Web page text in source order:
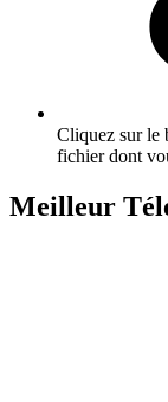
Cliquez sur le
fichier dont
Meilleur